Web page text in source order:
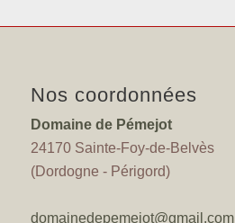
Nos coordonnées
Domaine de Pémejot
24170 Sainte-Foy-de-Belvès
(Dordogne - Périgord)
domainedepemejot@gmail.com